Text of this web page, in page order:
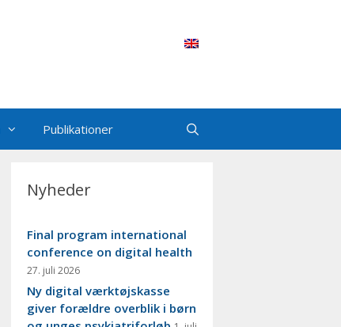
Publikationer
Nyheder
Final program international
conference on digital health
27. juli 2026
Ny digital værktøjskasse
giver forældre overblik i børn